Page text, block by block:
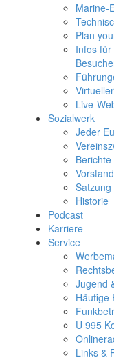
Marine-
Plan
Infos
Live-
Sozialwerk
Jeder
Vorstand
Satzung
Historie
Podcast
Karriere
Service
Jugend
Häufige
U 995
Links &